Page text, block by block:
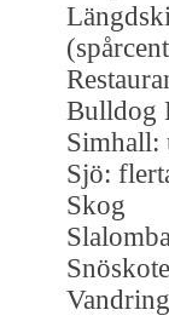
Bulldog
Simhall:
Sjö:
Skog